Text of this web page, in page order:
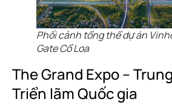
Phối cảnh tổng thể dự án
Gate Cổ Loa
The Grand Expo –
Triển lãm Quốc gia